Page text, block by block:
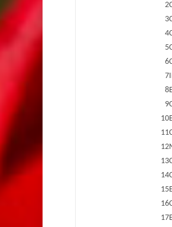
2
3
4
5
6
7
8
9
10
11
12
13
14
15
16
17